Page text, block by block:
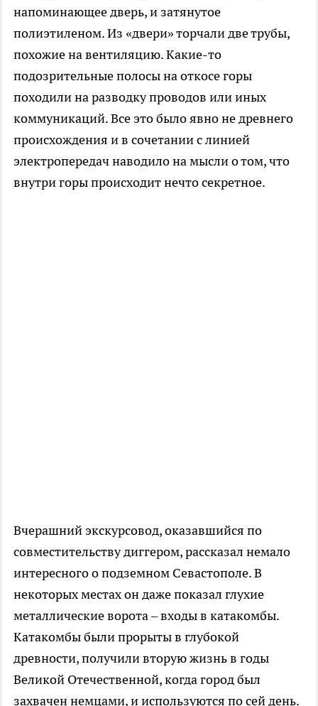
напоминающее дверь, и затянутое
полиэтиленом. Из «двери» торчали две трубы,
похожие на вентиляцию. Какие-то
подозрительные полосы на откосе горы
походили на разводку проводов или иных
коммуникаций. Все это было явно не древнего
происхождения и в сочетании с линией
электропередач наводило на мысли о том, что
внутри горы происходит нечто секретное.
Вчерашний экскурсовод, оказавшийся по
совместительству диггером, рассказал немало
интересного о подземном Севастополе. В
некоторых местах он даже показал глухие
металлические ворота – входы в катакомбы.
Катакомбы были прорыты в глубокой
древности, получили вторую жизнь в годы
Великой Отечественной, когда город был
захвачен немцами, и используются по сей день.